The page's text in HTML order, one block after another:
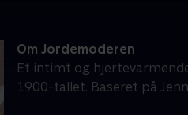
Om Jordemoderen
Et intimt og
1900-tallet. Baseret på